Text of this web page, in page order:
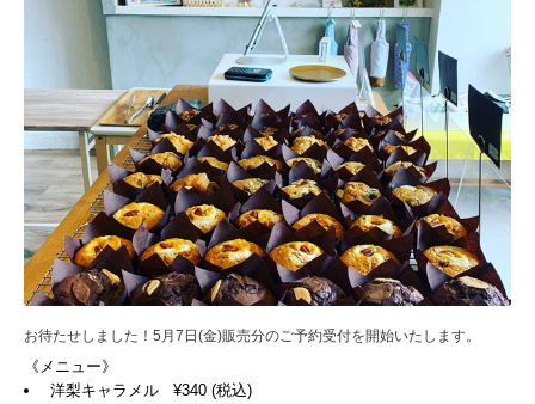
お待たせしました！5月7日(金)販売分のご予約受付を開始いたします。
《メニュー》
洋梨キャラメル ¥340 (税込)